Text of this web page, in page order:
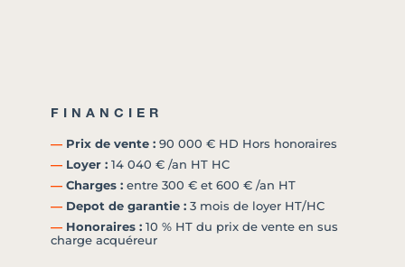
FINANCIER
― Prix de vente : 90 000 € HD Hors honoraires
― Loyer : 14 040 € /an HT HC
― Charges : entre 300 € et 600 € /an HT
― Depot de garantie : 3 mois de loyer HT/HC
― Honoraires : 10 % HT du prix de vente en sus
charge acquéreur